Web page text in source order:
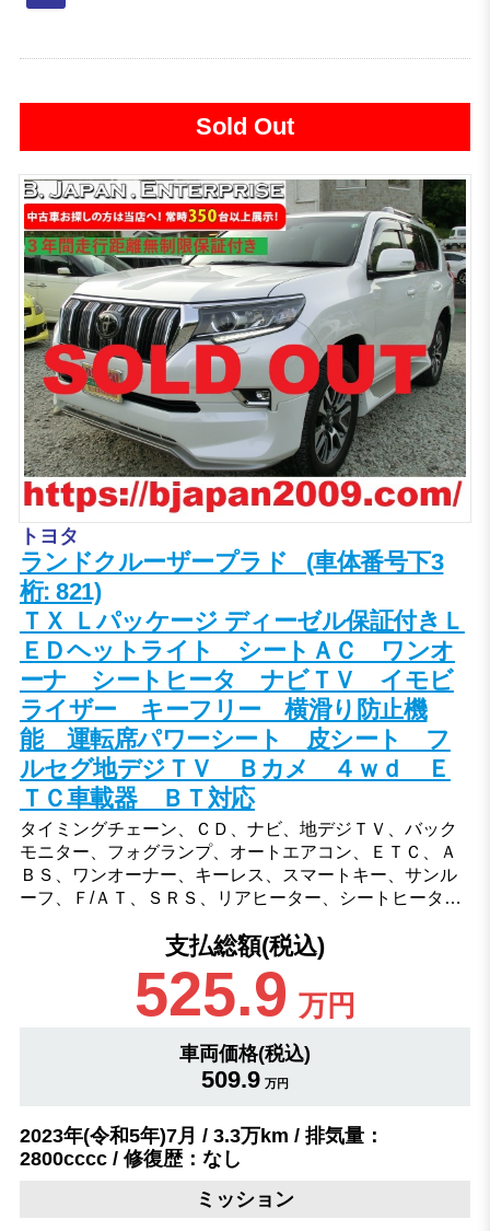
Sold Out
トヨタ
ランドクルーザープラド (車体番号下3
桁: 821)
ＴＸ Ｌパッケージ ディーゼル保証付きＬ
ＥＤヘットライト シートＡＣ ワンオ
ーナ シートヒータ ナビＴＶ イモビ
ライザー キーフリー 横滑り防止機
能 運転席パワーシート 皮シート フ
ルセグ地デジＴＶ Ｂカメ ４ｗｄ Ｅ
ＴＣ車載器 ＢＴ対応
タイミングチェーン、ＣＤ、ナビ、地デジＴＶ、バック
モニター、フォグランプ、オートエアコン、ＥＴＣ、Ａ
ＢＳ、ワンオーナー、キーレス、スマートキー、サンル
ーフ、Ｆ/ＡＴ、ＳＲＳ、リアヒーター、シートヒータ…
支払総額(税込)
525.9 万円
車両価格(税込)
509.9 万円
2023年(令和5年)7月 / 3.3万km / 排気量：
2800cccc / 修復歴：なし
ミッション